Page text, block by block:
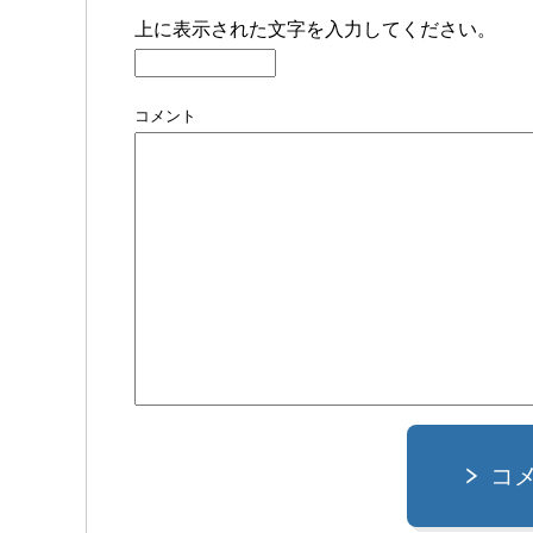
上に表示された文字を入力してください。
コメント
コ